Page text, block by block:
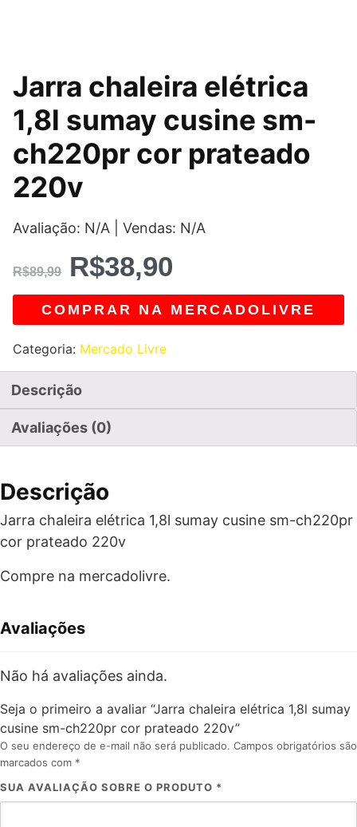
Jarra chaleira elétrica
1,8l sumay cusine sm-
ch220pr cor prateado
220v
Avaliação: N/A | Vendas: N/A
R$89,99
O
preço
original
era:
R$89,99.
R$38,90
O
preço
atual
é:
COMPRAR NA MERCADOLIVRE
Categoria: Mercado Livre
Descrição
Avaliações (0)
Descrição
Jarra chaleira elétrica 1,8l sumay cusine sm-ch220pr
cor prateado 220v
Compre na mercadolivre.
Avaliações
Não há avaliações ainda.
Seja o primeiro a avaliar “Jarra chaleira elétrica 1,8l sumay
cusine sm-ch220pr cor prateado 220v”
O seu endereço de e-mail não será publicado. Campos obrigatórios são
marcados com *
SUA AVALIAÇÃO SOBRE O PRODUTO *